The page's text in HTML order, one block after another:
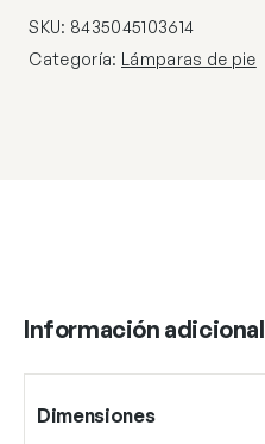
60W
E-
SKU: 8435045103614
Categoría: Lámparas de pie
Información adicional
Dimensiones